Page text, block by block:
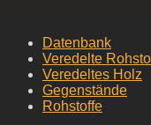
Datenbank
Veredelte
Veredeltes Holz
Gegenstände
Rohstoffe